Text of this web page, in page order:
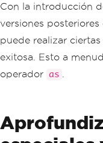
Con la introducción
versiones
puede realizar
exitosa. Esto a
operador as